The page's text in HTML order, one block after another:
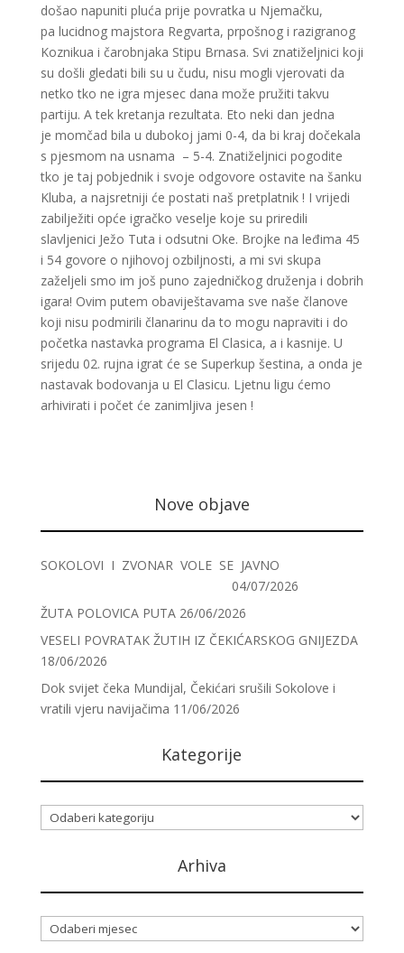
došao napuniti pluća prije povratka u Njemačku,
pa lucidnog majstora Regvarta, prpošnog i razigranog
Koznikua i čarobnjaka Stipu Brnasa. Svi znatiželjnici koji
su došli gledati bili su u čudu, nisu mogli vjerovati da
netko tko ne igra mjesec dana može pružiti takvu
partiju. A tek kretanja rezultata. Eto neki dan jedna
je momčad bila u dubokoj jami 0-4, da bi kraj dočekala
s pjesmom na usnama – 5-4. Znatiželjnici pogodite
tko je taj pobjednik i svoje odgovore ostavite na šanku
Kluba, a najsretniji će postati naš pretplatnik ! I vrijedi
zabilježiti opće igračko veselje koje su priredili
slavljenici Ježo Tuta i odsutni Oke. Brojke na leđima 45
i 54 govore o njihovoj ozbiljnosti, a mi svi skupa
zaželjeli smo im još puno zajedničkog druženja i dobrih
igara! Ovim putem obaviještavama sve naše članove
koji nisu podmirili članarinu da to mogu napraviti i do
početka nastavka programa El Clasica, a i kasnije. U
srijedu 02. rujna igrat će se Superkup šestina, a onda je
nastavak bodovanja u El Clasicu. Ljetnu ligu ćemo
arhivirati i počet će zanimljiva jesen !
Nove objave
SOKOLOVI I ZVONAR VOLE SE JAVNO
04/07/2026
ŽUTA POLOVICA PUTA 26/06/2026
VESELI POVRATAK ŽUTIH IZ ČEKIĆARSKOG GNIJEZDA
18/06/2026
Dok svijet čeka Mundijal, Čekićari srušili Sokolove i
vratili vjeru navijačima 11/06/2026
Kategorije
Kategorije
Arhiva
Arhiva